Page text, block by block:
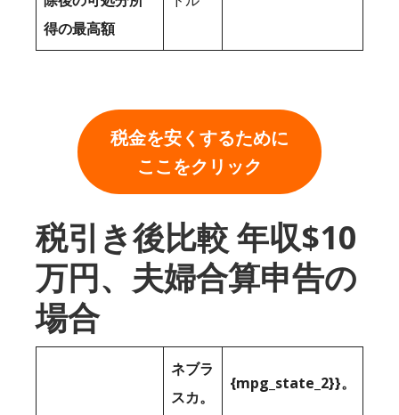
得の最高額
税金を安くするために
ここをクリック
税引き後比較 年収$10
万円、夫婦合算申告の
場合
ネブラ
スカ。
{mpg_state_2}}。